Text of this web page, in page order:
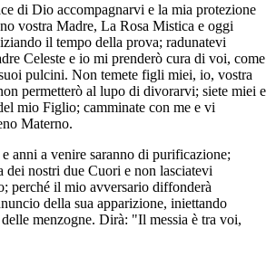
di Dio accompagnarvi e la mia protezione
vostra Madre, La Rosa Mistica e oggi
il tempo della prova; radunatevi
Celeste e io mi prenderò cura di voi, come
pulcini. Non temete figli miei, io, vostra
permetterò al lupo di divorarvi; siete miei e
mio Figlio; camminate con me e vi
Materno.
anni a venire saranno di purificazione;
dei nostri due Cuori e non lasciatevi
perché il mio avversario diffonderà
della sua apparizione, iniettando
menzogne. Dirà: "Il messia è tra voi,